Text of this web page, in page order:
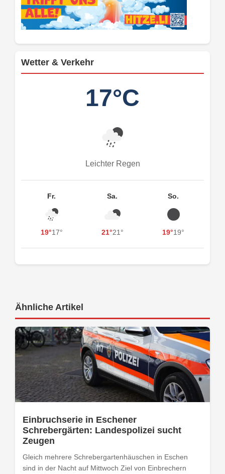
Wetter & Verkehr
17°C
Leichter Regen
Fr.
19°17°
Sa.
21°21°
So.
19°19°
Ähnliche Artikel
Einbruchserie in Eschener
Schrebergärten: Landespolizei sucht
Zeugen
Gleich mehrere Schrebergartenhäuschen in Eschen
sind in der Nacht auf Mittwoch Ziel von Einbrechern